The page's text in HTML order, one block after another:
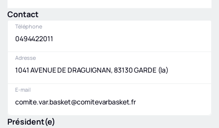
Contact
Téléphone
0494422011
Adresse
1041 AVENUE DE DRAGUIGNAN, 83130 GARDE (la)
E-mail
comite.var.basket@comitevarbasket.fr
Président(e)